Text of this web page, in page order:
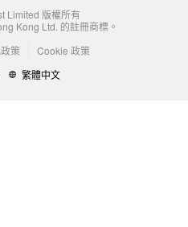
Limited 版權所有
Kong Ltd. 的註冊商標。
策
Cookie 政策
繁體中文